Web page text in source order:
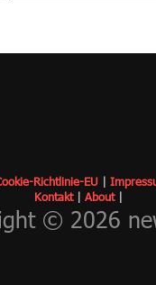
Richtlinie-EU |
Kontakt| About|
© 2026